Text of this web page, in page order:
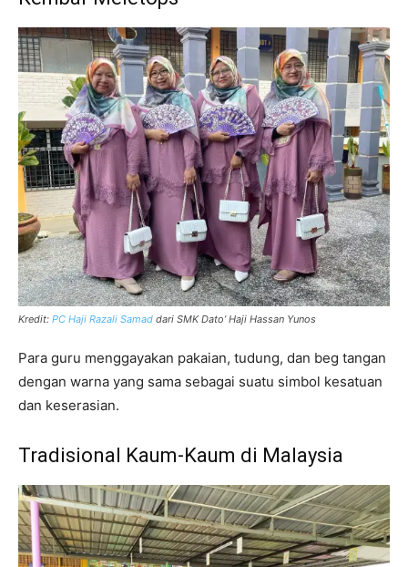
Kredit: PC Haji Razali Samad dari SMK Dato’ Haji Hassan Yunos
Para guru menggayakan pakaian, tudung, dan beg tangan
dengan warna yang sama sebagai suatu simbol kesatuan
dan keserasian.
Tradisional Kaum-Kaum di Malaysia